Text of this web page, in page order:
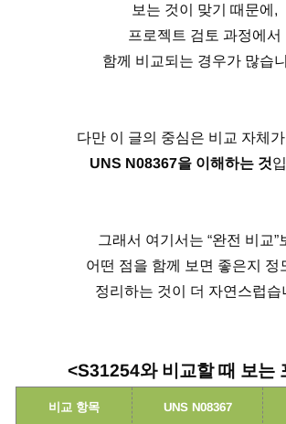
보는 것이 맞기 때문에,
프로젝트 검토 과정에서
함께 비교되는 경우가 많습
다만 이 글의 중심은 비교 자체
UNS N08367을 이해하는 것
그래서 여기서는 “완전 비교”
어떤 점을 함께 보면 좋은지 정
정리하는 것이 더 자연스럽습
<S31254와 비교할 때 보는
비교 항목 UNS N08367